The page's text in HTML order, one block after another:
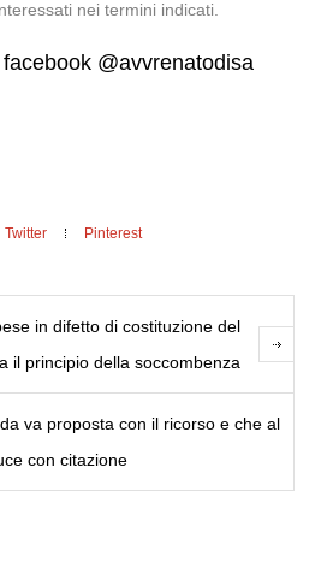
nei termini indicati.
@avvrenatodisa
Twitter Pinterest
in difetto di costituzione del
il principio della soccombenza
va proposta con il ricorso e che al
con citazione